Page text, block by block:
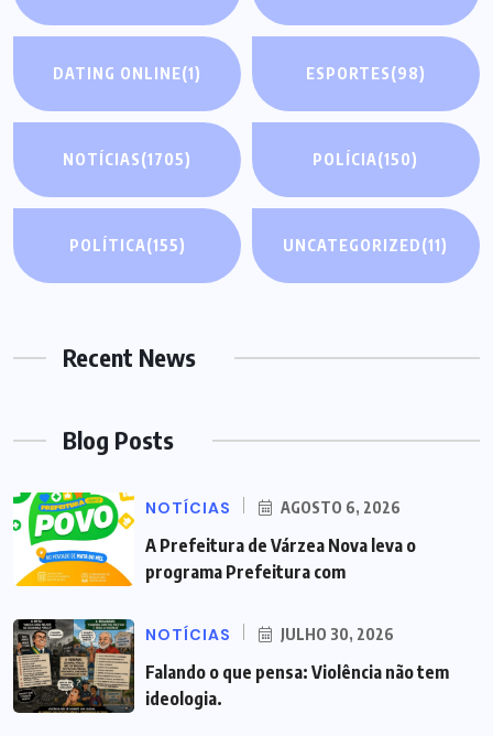
DATING ONLINE(1) ESPORTES(98)
NOTÍCIAS(1705) POLÍCIA(150)
POLÍTICA(155) UNCATEGORIZED(11)
Recent News
Blog Posts
NOTÍCIAS AGOSTO 6, 2026
A Prefeitura de Várzea Nova leva o
programa Prefeitura com
NOTÍCIAS JULHO 30, 2026
Falando o que pensa: Violência não tem
ideologia.